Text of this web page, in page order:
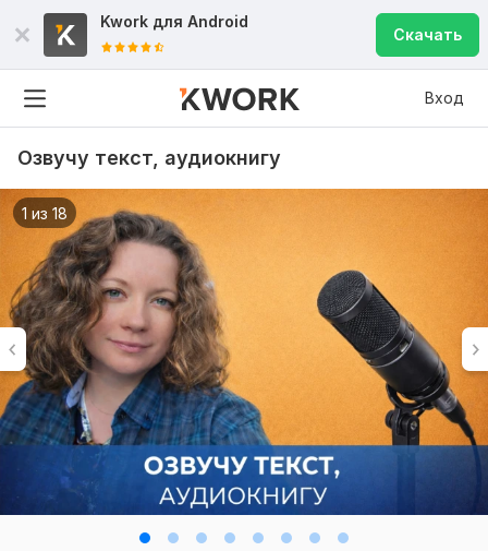
Kwork для Android
Скачать
Вход
Озвучу текст, аудиокнигу
1 из 18